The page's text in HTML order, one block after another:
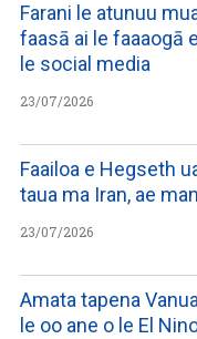
Farani le atunuu
faasā ai le faaaogā
le social media
23/07/2026
Faailoa e Hegseth
taua ma Iran, ae
23/07/2026
Amata tapena
le oo ane o le El